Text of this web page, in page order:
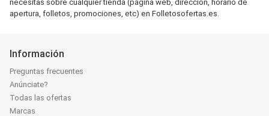
necesitas sobre cualquier tienda (página web, dirección, horario de
apertura, folletos, promociones, etc) en Folletosofertas.es.
Información
Preguntas frecuentes
Anúnciate?
Todas las ofertas
Marcas